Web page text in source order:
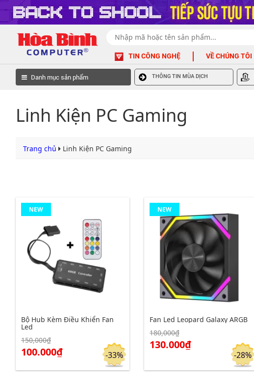
TIN CÔNG NGHỆ VỀ CHÚNG TÔI
Danh mục sản phẩm THÔNG TIN MÙA DỊCH
Linh Kiện PC Gaming
Trang chủ Linh Kiện PC Gaming
NEW
Click để xem chi tiết Đặt hàng
Bộ Hub Kèm Điều Khiển Fan
Led
150,000₫
100.000₫ -33%
NEW
Click để xem chi tiết Đặt hàng
Fan Led Leopard Galaxy ARGB
180,000₫
130.000₫
-28%